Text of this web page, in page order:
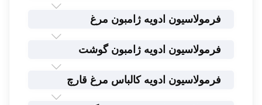
فرمولاسیون ادویه ژامبون مرغ
فرمولاسیون ادویه ژامبون گوشت
فرمولاسیون ادویه کالباس مرغ قارچ